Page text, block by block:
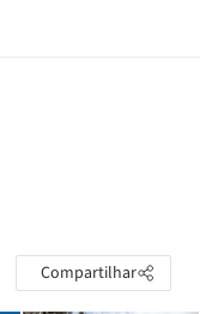
Compartilhar